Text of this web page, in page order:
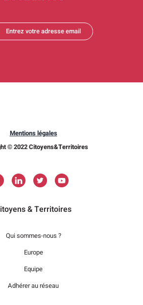
Entrez votre adresse email
Mentions légales
© 2022 Citoyens&Territoires
& Territoires
Qui sommes-nous ?
Europe
Equipe
Adhérer au réseau